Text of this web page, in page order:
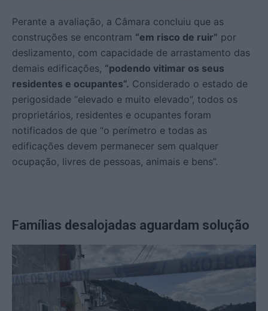
Perante a avaliação, a Câmara concluiu que as
construções se encontram “em risco de ruir” por
deslizamento, com capacidade de arrastamento das
demais edificações, “podendo vitimar os seus
residentes e ocupantes”. Considerado o estado de
perigosidade “elevado e muito elevado”, todos os
proprietários, residentes e ocupantes foram
notificados de que “o perímetro e todas as
edificações devem permanecer sem qualquer
ocupação, livres de pessoas, animais e bens”.
Famílias desalojadas aguardam solução